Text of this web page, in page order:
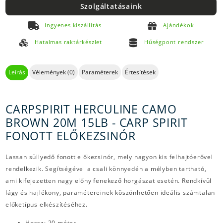
Szolgáltatásaink
Ingyenes kiszállítás Ajándékok
Hatalmas raktárkészlet Hűségpont rendszer
Leírás Vélemények (0) Paraméterek Értesítések
CARPSPIRIT HERCULINE CAMO
BROWN 20M 15LB - CARP SPIRIT
FONOTT ELŐKEZSINÓR
Lassan süllyedő fonott előkezsinór, mely nagyon kis felhajtóerővel
rendelkezik. Segítségével a csali könnyedén a mélyben tartható,
ami kifejezetten nagy előny fenekező horgászat esetén. Rendkívül
lágy és hajlékony, paramétereinek köszönhetően ideális számtalan
előketípus elkészítéséhez.